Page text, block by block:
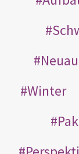
Winter